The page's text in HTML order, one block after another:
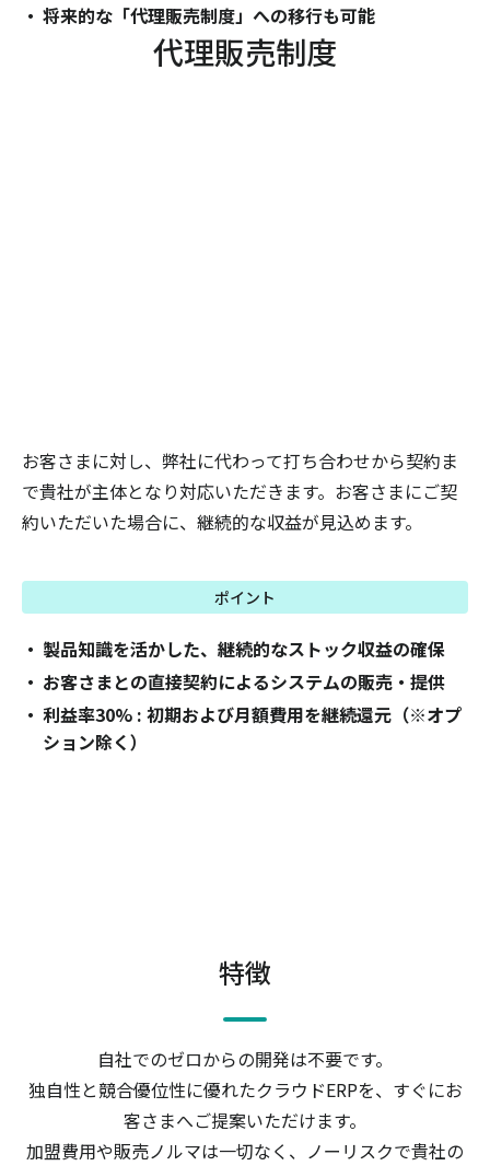
将来的な「代理販売制度」への移行も可能
代理販売制度
お客さまに対し、弊社に代わって打ち合わせから契約ま
で貴社が主体となり対応いただきます。お客さまにご契
約いただいた場合に、継続的な収益が見込めます。
ポイント
製品知識を活かした、継続的なストック収益の確保
お客さまとの直接契約によるシステムの販売・提供
利益率30% : 初期および月額費用を継続還元（※オプ
ション除く）
特徴
自社でのゼロからの開発は不要です。
独自性と競合優位性に優れたクラウドERPを、すぐにお
客さまへご提案いただけます。
加盟費用や販売ノルマは一切なく、ノーリスクで貴社の